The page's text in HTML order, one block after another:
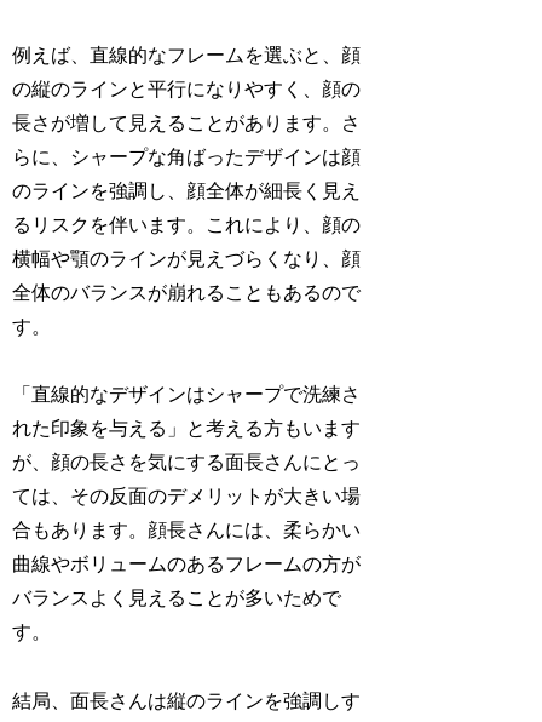
例えば、直線的なフレームを選ぶと、顔
の縦のラインと平行になりやすく、顔の
長さが増して見えることがあります。さ
らに、シャープな角ばったデザインは顔
のラインを強調し、顔全体が細長く見え
るリスクを伴います。これにより、顔の
横幅や顎のラインが見えづらくなり、顔
全体のバランスが崩れることもあるので
す。
「直線的なデザインはシャープで洗練さ
れた印象を与える」と考える方もいます
が、顔の長さを気にする面長さんにとっ
ては、その反面のデメリットが大きい場
合もあります。顔長さんには、柔らかい
曲線やボリュームのあるフレームの方が
バランスよく見えることが多いためで
す。
結局、面長さんは縦のラインを強調しす